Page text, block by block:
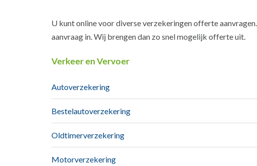
U kunt online voor diverse verzekeringen offerte
aanvraag in. Wij brengen dan zo snel mogelijk offerte uit.
Verkeer en Vervoer
Autoverzekering
Bestelautoverzekering
Oldtimerverzekering
Motorverzekering